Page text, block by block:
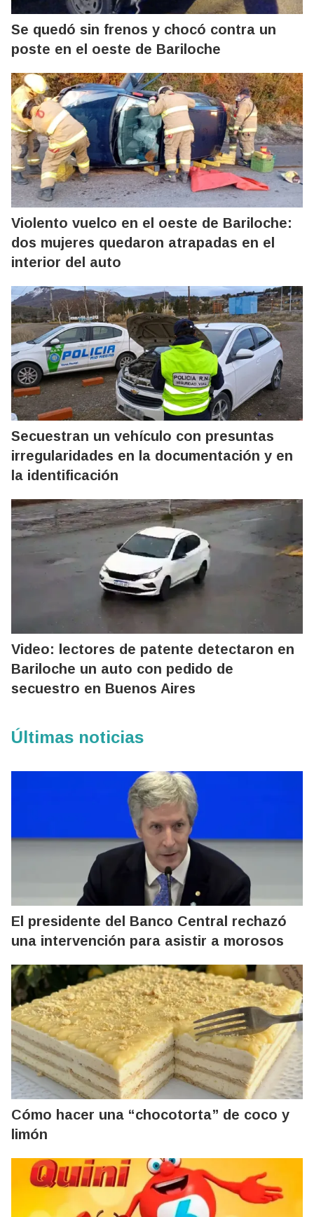
Se quedó sin frenos y chocó contra un
poste en el oeste de Bariloche
Violento vuelco en el oeste de Bariloche:
dos mujeres quedaron atrapadas en el
interior del auto
Secuestran un vehículo con presuntas
irregularidades en la documentación y en
la identificación
Video: lectores de patente detectaron en
Bariloche un auto con pedido de
secuestro en Buenos Aires
Últimas noticias
El presidente del Banco Central rechazó
una intervención para asistir a morosos
Cómo hacer una “chocotorta” de coco y
limón